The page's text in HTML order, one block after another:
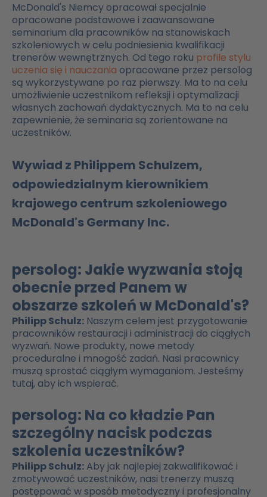
McDonald's Niemcy opracował specjalnie
opracowane podstawowe i zaawansowane
seminarium dla pracowników na stanowiskach
szkoleniowych w celu podniesienia kwalifikacji
trenerów wewnętrznych. Od tego roku profile stylu
uczenia się i nauczania opracowane przez persolog
są wykorzystywane po raz pierwszy. Ma to na celu
umożliwienie uczestnikom refleksji i optymalizacji
własnych zachowań dydaktycznych. Ma to na celu
zapewnienie, że seminaria są zorientowane na
uczestników.
Wywiad z Philippem Schulzem,
odpowiedzialnym kierownikiem
krajowego centrum szkoleniowego
McDonald's Germany Inc.
persolog: Jakie wyzwania stoją
obecnie przed Panem w
obszarze szkoleń w McDonald's?
Philipp Schulz: Naszym celem jest przygotowanie
pracowników restauracji i administracji do ciągłych
wyzwań. Nowe produkty, nowe metody
proceduralne i mnogość zadań. Nasi pracownicy
muszą sprostać ciągłym wymaganiom. Jesteśmy
tutaj, aby ich wspierać.
persolog: Na co kładzie Pan
szczególny nacisk podczas
szkolenia uczestników?
Philipp Schulz: Aby jak najlepiej zakwalifikować i
zmotywować uczestników, nasi trenerzy muszą
postępować w sposób metodyczny i profesjonalny